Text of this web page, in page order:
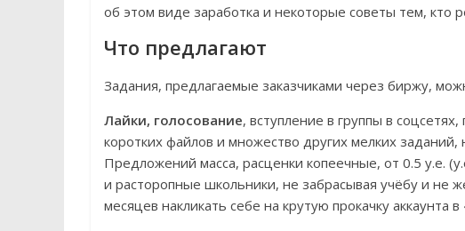
об этом виде заработка и некоторые советы тем, кто
Что предлагают
Задания, предлагаемые заказчиками через биржу,
Лайки, голосование, вступление в группы в
коротких файлов и множество других мелких
Предложений масса, расценки копеечные, от 0.5 у.е.
и расторопные школьники, не забрасывая учёбу и не
месяцев накликать себе на крутую прокачку аккаунта